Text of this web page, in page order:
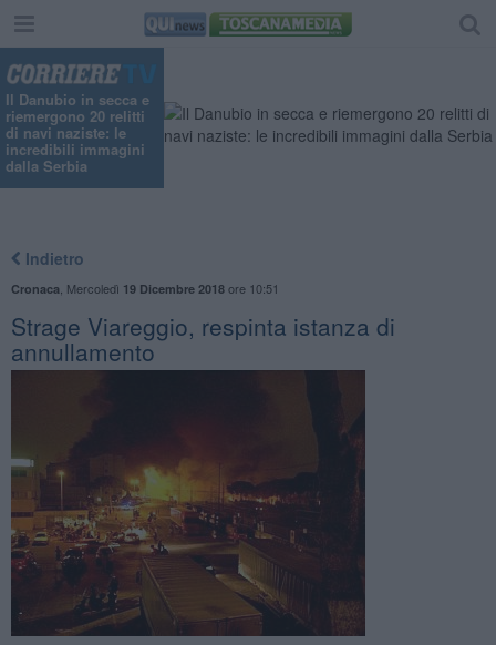
Il Danubio in secca e
riemergono 20 relitti
di navi naziste: le
incredibili immagini
dalla Serbia
Indietro
Cronaca Mercoledì 19 Dicembre 2018ore 10:51
Strage Viareggio, respinta istanza di
annullamento